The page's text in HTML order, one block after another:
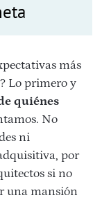
más
Lo primero y
quiénes
No
ni
por
si no
una mansión